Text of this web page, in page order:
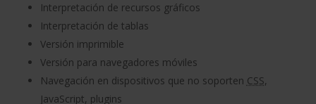
Interpretación de recursos gráficos
Interpretación de tablas
Versión imprimible
Versión para navegadores móviles
Navegación en dispositivos que no soporten CSS,
JavaScript, plugins